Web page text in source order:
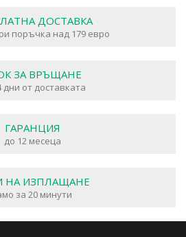
ДОСТАВКА
поръчка над 179 евро
ЗА ВРЪЩАНЕ
дни от доставката
ГАРАНЦИЯ
до 12 месеца
НА ИЗПЛАЩАНЕ
за 20 минути